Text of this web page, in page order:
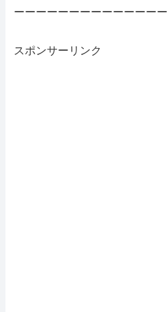
ーーーーーーーーーーーーー
スポンサーリンク